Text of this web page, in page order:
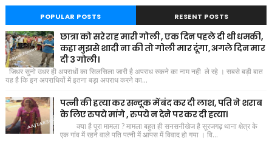
POPULAR POSTS RESENT POSTS
छात्रा को सरे राह मारी गोली , एक दिन पहले दी थी धमकी,
कहा मुझसे शादी ना की तो गोली मार दूंगा, अगले दिन मार
दी 3 गोली।
जिधर सुनो उधर ही अपराधों का सिलसिला जारी है अपराध रुकने का नाम नही ले रहे । सबसे बड़ी बात
यह है कि इन अपराधियों में इतना बड़ा अपराध करने का...
पत्नी की हत्या कर सन्दूक में बंद कर दी लाश, पति ने शराब
के लिए रुपये मांगे , रुपये न देने पर कर दी हत्या।
क्या है पूरा मामला ? मामला बहुत ही सनसनीखेज है सूरजगढ़ थाना क्षेत्र के
एक गांव में रहने वाले पति पत्नी में आपस में विवाद हो गया । वि...